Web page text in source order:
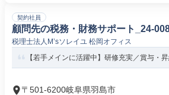
契約社員
顧問先の税務・財務サポート_24-
税理士法人M’sソレイユ 松岡オフィス
【若手メインに活躍中】研修充実／賞与・
〒501-6200岐阜県羽島市